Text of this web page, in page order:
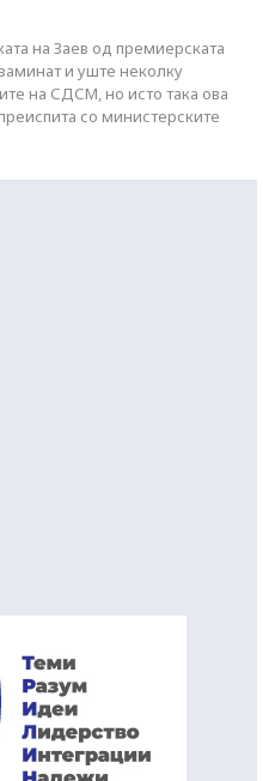
на Заев од премиерската
и уште неколку
на СДСМ, но исто така ова
со министерските